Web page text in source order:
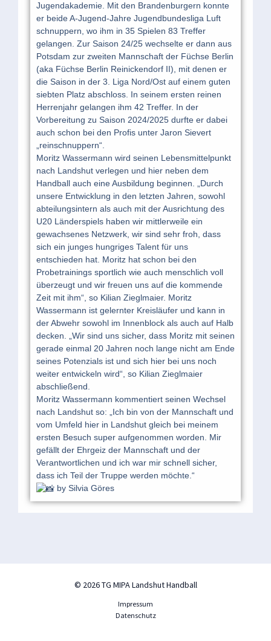
Jugendakademie. Mit den Brandenburgern konnte
er beide A-Jugend-Jahre Jugendbundesliga Luft
schnuppern, wo ihm in 35 Spielen 83 Treffer
gelangen. Zur Saison 24/25 wechselte er dann aus
Potsdam zur zweiten Mannschaft der Füchse Berlin
(aka Füchse Berlin Reinickendorf II), mit denen er
die Saison in der 3. Liga Nord/Ost auf einem guten
siebten Platz abschloss. In seinem ersten reinen
Herrenjahr gelangen ihm 42 Treffer. In der
Vorbereitung zu Saison 2024/2025 durfte er dabei
auch schon bei den Profis unter Jaron Sievert
„reinschnuppern“.
Moritz Wassermann wird seinen Lebensmittelpunkt
nach Landshut verlegen und hier neben dem
Handball auch eine Ausbildung beginnen. „Durch
unsere Entwicklung in den letzten Jahren, sowohl
abteilungsintern als auch mit der Ausrichtung des
U20 Länderspiels haben wir mittlerweile ein
gewachsenes Netzwerk, wir sind sehr froh, dass
sich ein junges hungriges Talent für uns
entschieden hat. Moritz hat schon bei den
Probetrainings sportlich wie auch menschlich voll
überzeugt und wir freuen uns auf die kommende
Zeit mit ihm“, so Kilian Zieglmaier. Moritz
Wassermann ist gelernter Kreisläufer und kann in
der Abwehr sowohl im Innenblock als auch auf Halb
decken. „Wir sind uns sicher, dass Moritz mit seinen
gerade einmal 20 Jahren noch lange nicht am Ende
seines Potenzials ist und sich hier bei uns noch
weiter entwickeln wird“, so Kilian Zieglmaier
abschließend.
Moritz Wassermann kommentiert seinen Wechsel
nach Landshut so: „Ich bin von der Mannschaft und
vom Umfeld hier in Landshut gleich bei meinem
ersten Besuch super aufgenommen worden. Mir
gefällt der Ehrgeiz der Mannschaft und der
Verantwortlichen und ich war mir schnell sicher,
dass ich Teil der Truppe werden möchte.“
by Silvia Göres
© 2026 TG MIPA Landshut Handball
Impressum
Datenschutz